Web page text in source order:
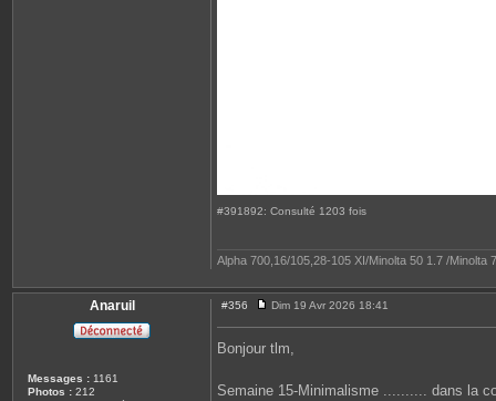
#391892: Consulté 1203 fois
Alpha 700,16/105,28-105 XI/Minolta 50 1.7 /
Anaruil
Messages : 1161
Photos : 212
#356
e
s
s
e
Dim 19 Avr 2026 18:41
Bonjour tlm,
Semaine 15-Minimalisme .......... dans la